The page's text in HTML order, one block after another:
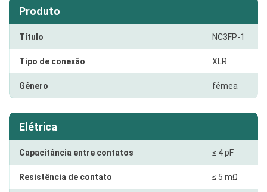
Produto
Título NC3FP-1
Tipo de conexão XLR
Gênero fêmea
Elétrica
Capacitância entre contatos ≤ 4 pF
Resistência de contato ≤ 5 mΩ